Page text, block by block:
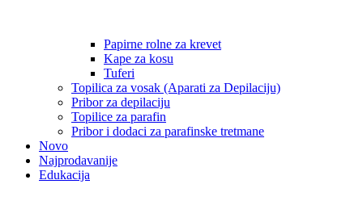
Papirne rolne za krevet
Kape za kosu
Tuferi
Topilica za vosak (Aparati za Depilaciju)
Pribor za depilaciju
Topilice za parafin
Pribor i dodaci za parafinske tretmane
Novo
Najprodavanije
Edukacija